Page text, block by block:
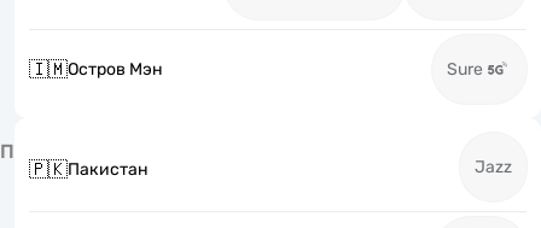
🇮🇲Остров Мэн Sure
П
🇵🇰Пакистан Jazz